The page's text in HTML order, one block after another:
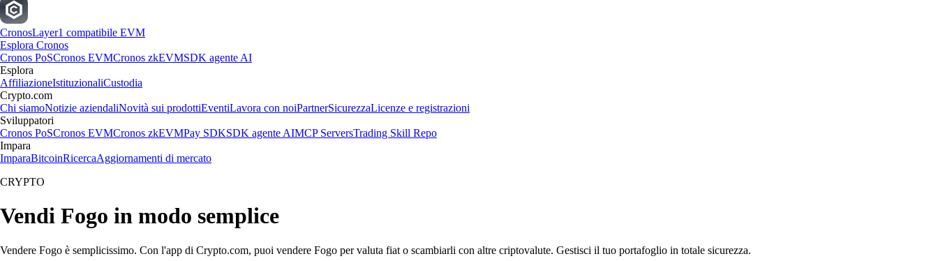
CronosLayer1 compatibile EVM
Esplora Cronos
Cronos PoSCronos EVMCronos zkEVMSDK agente AI
Esplora
AffiliazioneIstituzionaliCustodia
Crypto.com
Chi siamoNotizie aziendaliNovità sui prodottiEventiLavora con noiPartnerSicurezzaLicenze e registrazioni
Sviluppatori
Cronos PoSCronos EVMCronos zkEVMPay SDKSDK agente AIMCP ServersTrading Skill Repo
Impara
ImparaBitcoinRicercaAggiornamenti di mercato
CRYPTO
Vendi Fogo in modo semplice
Vendere Fogo è semplicissimo. Con l'app di Crypto.com, puoi vendere Fogo per valuta fiat o scambiarli con altre criptovalute. Gestisci il tuo portafoglio in totale sicurezza.